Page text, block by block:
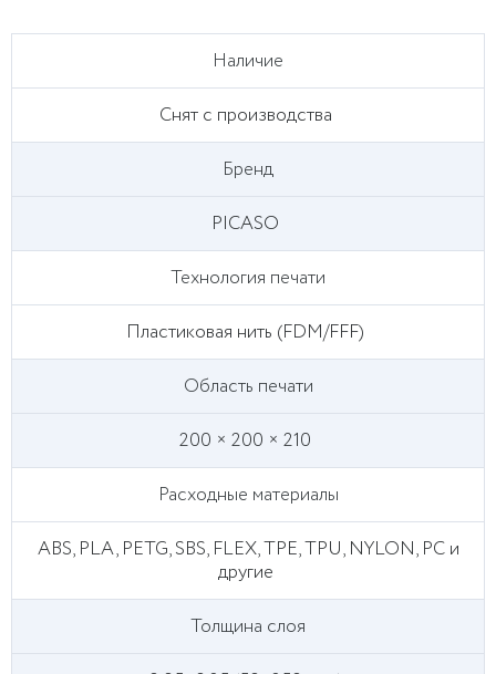
Наличие
Снят с производства
Бренд
PICASO
Технология печати
Пластиковая нить (FDM/FFF)
Область печати
200 × 200 × 210
Расходные материалы
ABS, PLA, PETG, SBS, FLEX, TPE, TPU, NYLON, PC и
другие
Толщина слоя